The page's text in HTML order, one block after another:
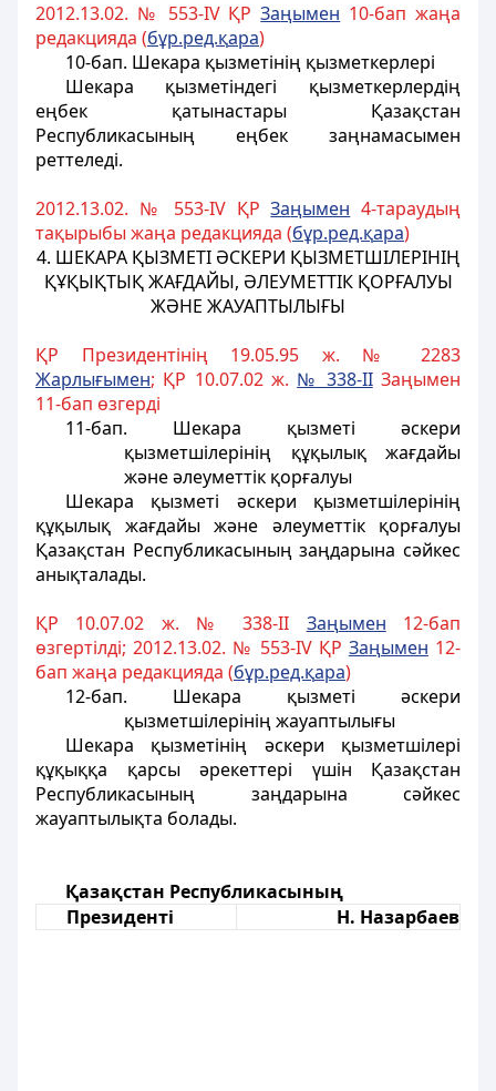
2012.13.02. № 553-IV ҚРЗаңымен 10-бап жаңа
редакцияда (бұр.ред.қара)
10-бап. Шекара қызметінің қызметкерлері
Шекара қызметiндегi қызметкерлердің
еңбек қатынастары Қазақстан
Республикасының еңбек заңнамасымен
реттеледi.
2012.13.02. № 553-IV ҚРЗаңымен 4-тараудың
тақырыбы жаңа редакцияда (бұр.ред.қара)
4. ШЕКАРА ҚЫЗМЕТІ ӘСКЕРИ ҚЫЗМЕТШІЛЕРІНІҢ
ҚҰҚЫҚТЫҚ ЖАҒДАЙЫ, ӘЛЕУМЕТТІК ҚОРҒАЛУЫ
ЖӘНЕ ЖАУАПТЫЛЫҒЫ
ҚР Президентінің 19.05.95 ж. № 2283
Жарлығымен; ҚР 10.07.02 ж. № 338-IIЗаңымен
11-бап өзгерді
11-бап. Шекара қызметi әскери
қызметшiлерiнiң құқылық жағдайы
және әлеуметтiк қорғалуы
Шекара қызметi әскери қызметшiлерiнiң
құқылық жағдайы және әлеуметтiк қорғалуы
Қазақстан Республикасының заңдарына сәйкес
анықталады.
ҚР 10.07.02 ж. № 338-II Заңымен 12-бап
өзгертілді; 2012.13.02. № 553-IV ҚР Заңымен 12-
бап жаңа редакцияда (бұр.ред.қара)
12-бап. Шекара қызметi әскери
қызметшiлерiнiң жауаптылығы
Шекара қызметiнің әскери қызметшiлерi
құқыққа қарсы әрекеттерi үшiн Қазақстан
Республикасының заңдарына сәйкес
жауаптылықта болады.
Қазақстан Республикасының
Президентi
Н. Назарбаев